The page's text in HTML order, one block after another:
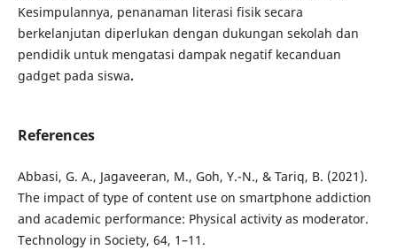
Kesimpulannya, penanaman literasi fisik secara
berkelanjutan diperlukan dengan dukungan sekolah dan
pendidik untuk mengatasi dampak negatif kecanduan
gadget pada siswa.
References
Abbasi, G. A., Jagaveeran, M., Goh, Y.-N., & Tariq, B. (2021).
The impact of type of content use on smartphone addiction
and academic performance: Physical activity as moderator.
Technology in Society, 64, 1–11.